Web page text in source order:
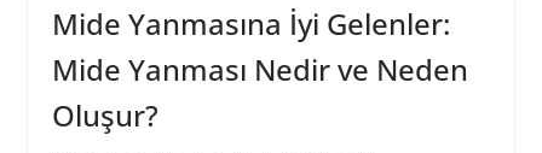
Mide Yanmasına İyi Gelenler:
Mide Yanması Nedir ve Neden
Oluşur?